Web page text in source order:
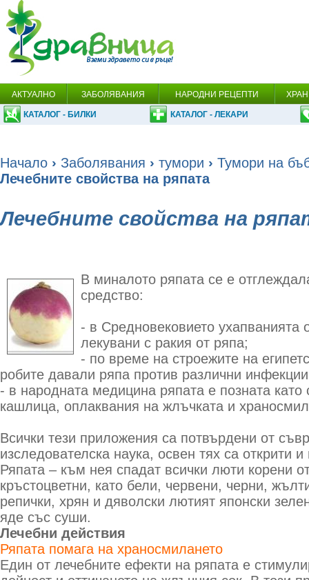
АКТУАЛНО ЗАБОЛЯВАНИЯ НАРОДНИ РЕЦЕПТИ
КАТАЛОГ - БИЛКИ КАТАЛОГ - ЛЕКАРИ
Начало › Заболявания › тумори › Тумори на
Лечебните свойства на ряпата
Лечебните свойства на
В миналото ряпата се е
средство:
- в Средновековието ухапванията
лекувани с ракия от ряпа;
- по време на строежите на
робите давали ряпа против различни инфекции
- в народната медицина ряпата е позната като
кашлица, оплаквания на жлъчката и
Всички тези приложения са потвърдени от
изследователска наука, освен тях са открити
Ряпата – към нея спадат всички люти корени
кръстоцветни, като бели, червени, черни,
репички, хрян и дяволски лютият японски
яде със суши.
Лечебни действия
Ряпата помага на храносмилането
Един от лечебните ефекти на ряпата е